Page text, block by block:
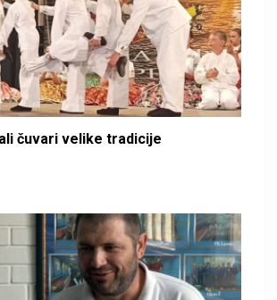
čuvari velike tradicije